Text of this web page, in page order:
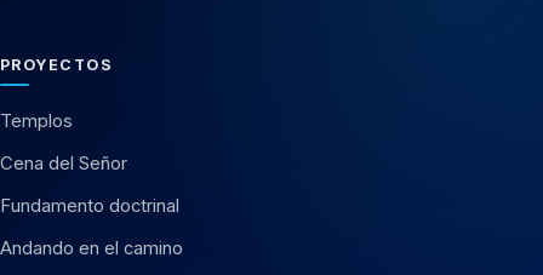
PROYECTOS
Templos
Cena del Señor
Fundamento doctrinal
Andando en el camino